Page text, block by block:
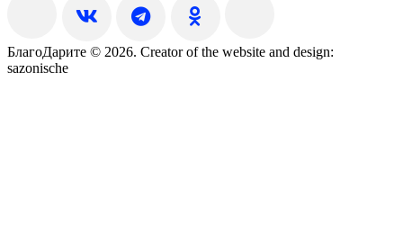
БлагоДарите © 2026. Creator of the website and design:
sazonische